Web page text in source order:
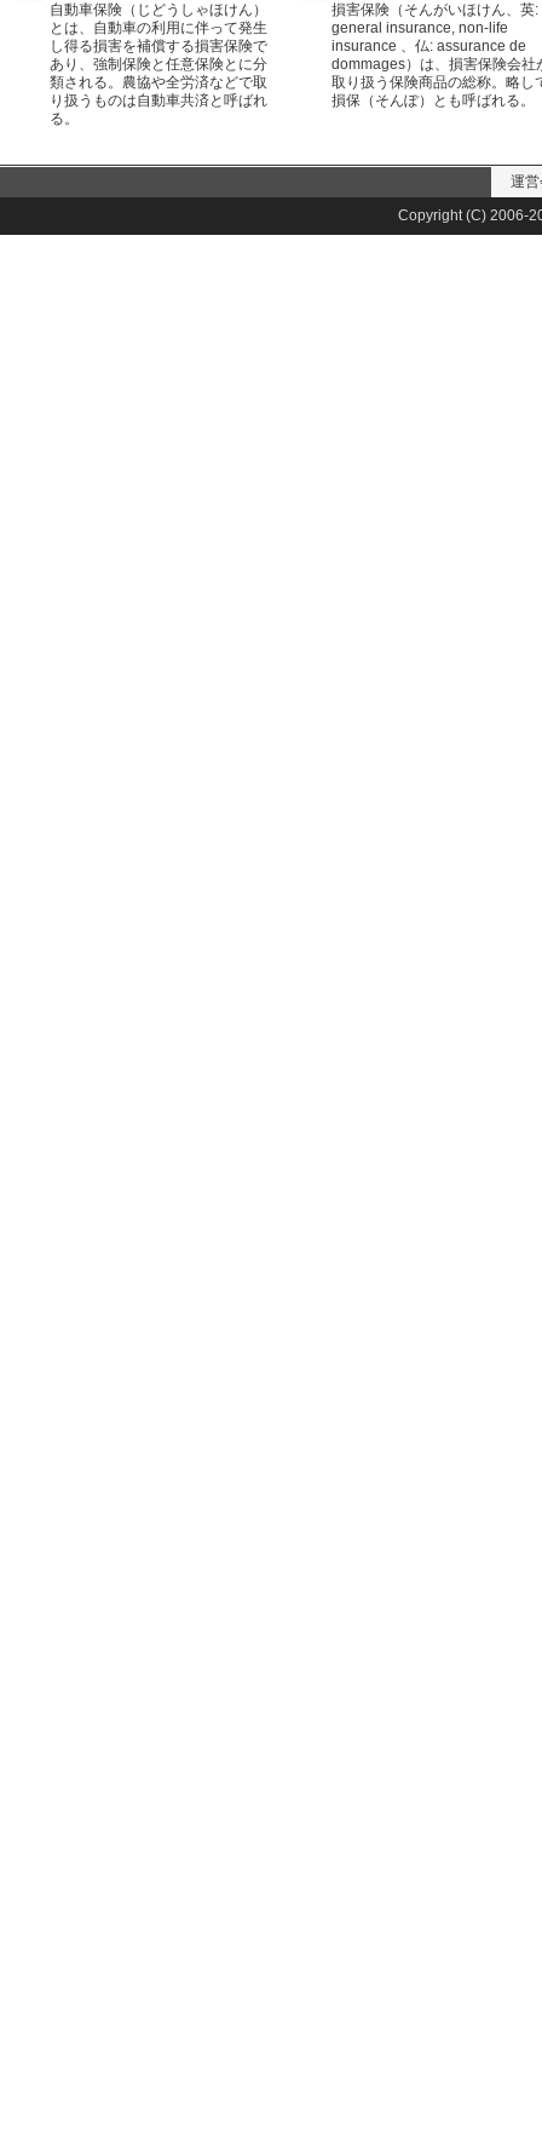
自動車保険（じどうしゃほけん）
とは、自動車の利用に伴って発生
し得る損害を補償する損害保険で
あり、強制保険と任意保険とに分
類される。農協や全労済などで取
り扱うものは自動車共済と呼ばれ
る。
損害保険（そんがいほけん、英:
general insurance, non-life
insurance 、仏: assurance de
dommages）は、損害保険会社
取り扱う保険商品の総称。略し
損保（そんぽ）とも呼ばれる。
運
Copyright (C) 2006-